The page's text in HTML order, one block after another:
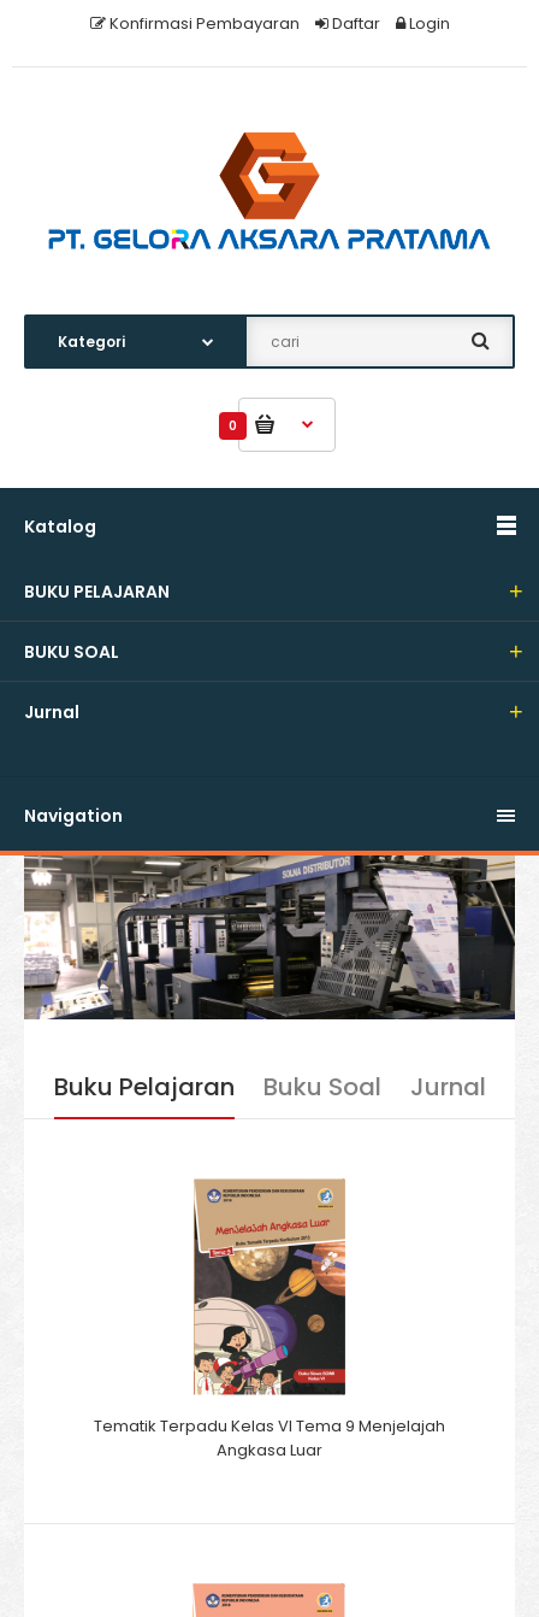
Konfirmasi Pembayaran Daftar Login
0
Katalog
BUKU PELAJARAN
BUKU SOAL
Jurnal
Navigation
Buku Pelajaran Buku Soal Jurnal
Tematik Terpadu Kelas VI Tema 9 Menjelajah
Angkasa Luar